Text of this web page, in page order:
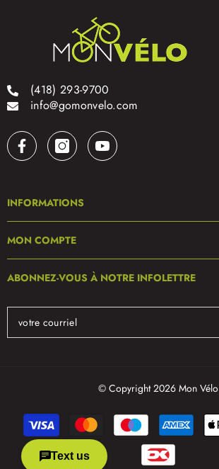
(418) 293-9700
info@gomonvelo.com
INFORMATIONS
MON COMPTE
ABONNEZ-VOUS À NOTRE INFOLETTRE
© Copyright 2026 Mon Vélo
Modes
de
paiement